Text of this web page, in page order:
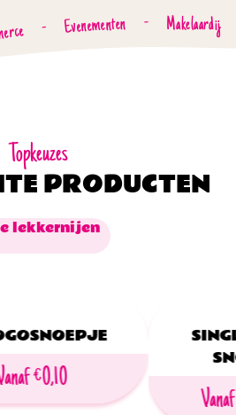
- Evenementen - Makelaardij
Topkeuzes
PRODUCTEN
lekkernijen
€0,10